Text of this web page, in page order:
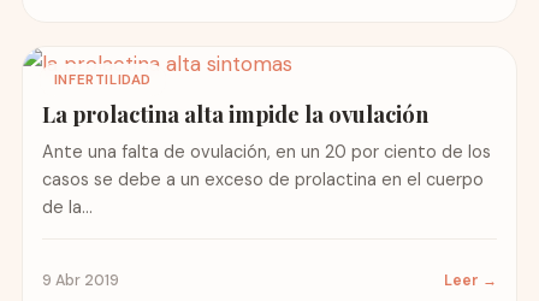
INFERTILIDAD
La prolactina alta impide la ovulación
Ante una falta de ovulación, en un 20 por ciento de los
casos se debe a un exceso de prolactina en el cuerpo
de la...
9 Abr 2019 Leer →